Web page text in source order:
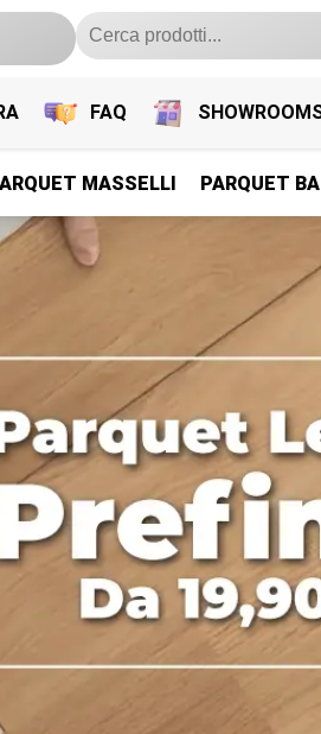
FAQ
PARQUET PREFINITI
Parquet Legno Prefiniti
MASSELLI PARQUET
PARQUET PREFINITI
Parquet Legno Prefiniti